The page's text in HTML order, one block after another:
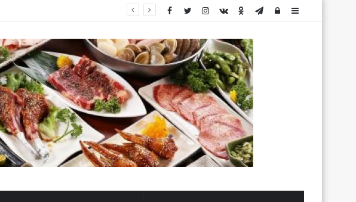
Sidebar
Авторизация
Telegram
Одноклассники
vk.com
Instagram
Twitter
Facebook